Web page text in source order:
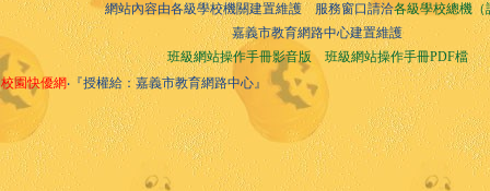
網站內容由各級學校機關建置維護 服務窗口請洽各級學校總機（
嘉義市教育網路中心建置維護
班級網站操作手冊影音版
班級網站操作手冊PDF檔
校園快優網‧『授權給：嘉義市教育網路中心』